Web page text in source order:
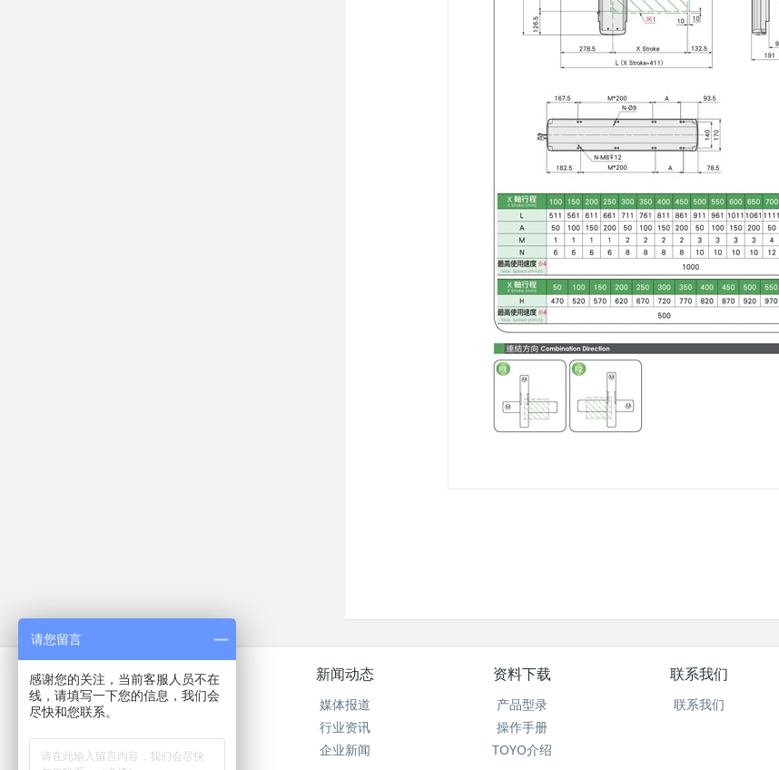
关于我们
公司简介
在线反馈
新闻动态
媒体报道
行业资讯
企业新闻
资料下载
产品型录
操作手册
TOYO介绍
联系我们
联系我们
请您留言
感谢您的关注，当前客服人员不在
线，请填写一下您的信息，我们会
尽快和您联系。